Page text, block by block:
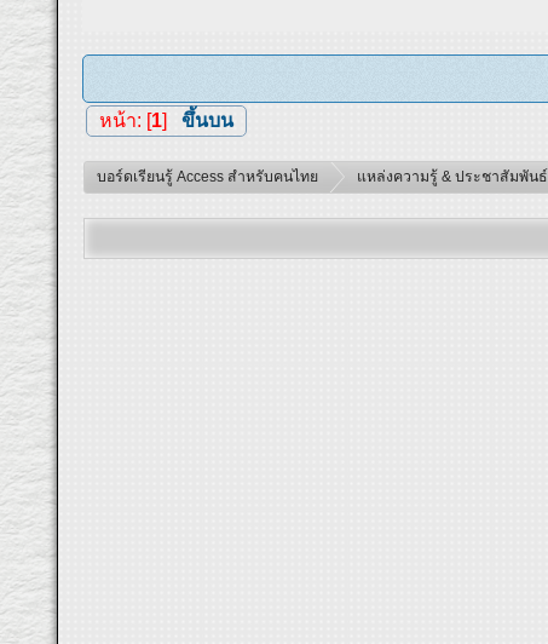
หน้า: [1] ขึ้นบน
บอร์ดเรียนรู้ Access สำหรับคนไทย แหล่งความรู้ & ประชาสัมพันธ์